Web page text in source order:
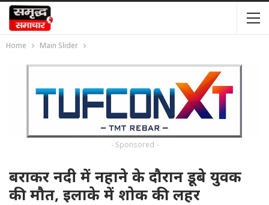
Home Main Slider
- Sponsored -
बराकर नदी में नहाने के दौरान डूबे युवक
की मौत, इलाके में शोक की लहर